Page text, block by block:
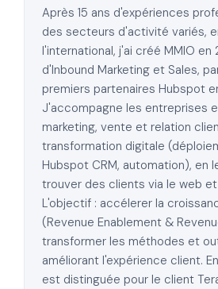
Après 15 ans d'expériences
des secteurs d'activité variés,
l'international, j'ai créé MMIO en
d'Inbound Marketing et Sales,
premiers partenaires Hubspot
J'accompagne les entreprises
marketing, vente et relation
transformation digitale
Hubspot CRM, automation), en
trouver des clients via le web
L'objectif : accélerer la
(Revenue Enablement &
transformer les méthodes et
améliorant l'expérience client.
est distinguée pour le client